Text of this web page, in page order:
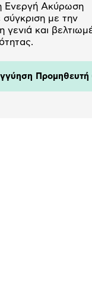
Ενεργή Ακύρωση
με την
γενιά και
Προμηθευτή